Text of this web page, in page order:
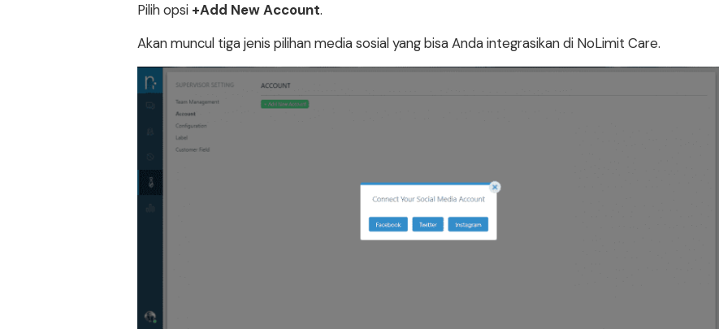
Pilih opsi +Add New Account.
Akan muncul tiga jenis pilihan media sosial yang bisa Anda integrasikan di NoLimit Care.